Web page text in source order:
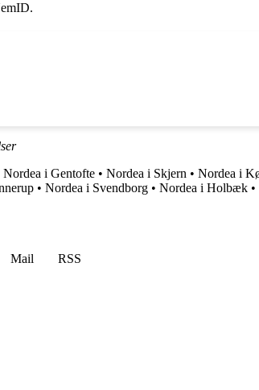
Nordea i Gentofte • Nordea i Skjern • Nordea i
• Nordea i Svendborg • Nordea i Holbæk •
Mail
RSS